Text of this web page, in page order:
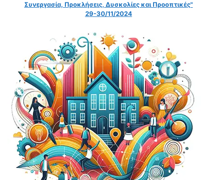
Συνεργασία, Προκλήσεις, Δυσκολίες και Προοπτικές"
29-30/11/2024